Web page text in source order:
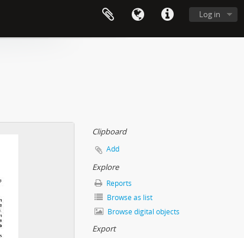
Log in
Clipboard
Add
Explore
Reports
Browse as list
Browse digital objects
Export